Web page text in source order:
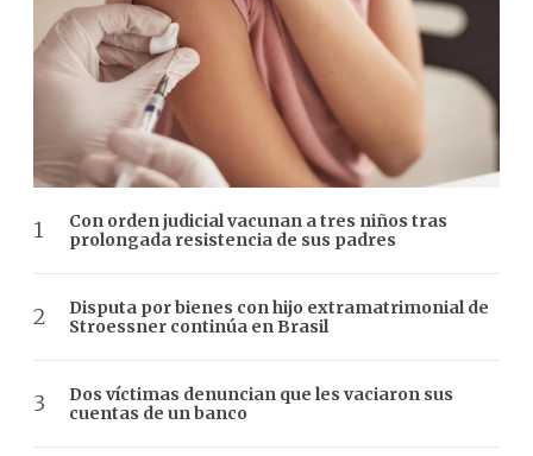
Con orden judicial vacunan a tres niños tras
prolongada resistencia de sus padres
Disputa por bienes con hijo extramatrimonial de
Stroessner continúa en Brasil
Dos víctimas denuncian que les vaciaron sus
cuentas de un banco